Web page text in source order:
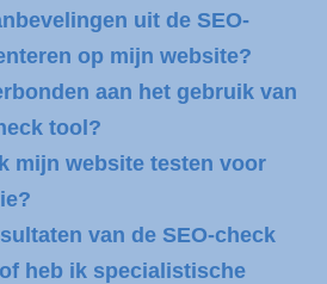
uit de SEO-
op mijn website?
aan het gebruik van
tool?
mijn website testen voor
van de SEO-check
heb ik specialistische